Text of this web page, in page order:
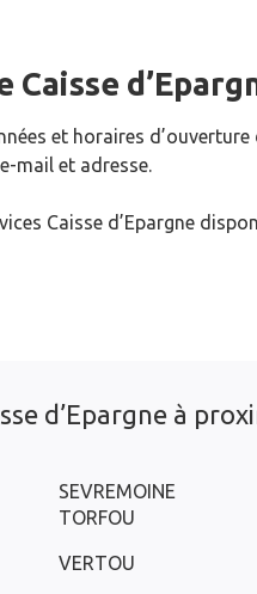
Caisse
et horaires d’ouverture
mail et adresse.
Caisse d’Epargne
d’Epargne à
SEVREMOINE
TORFOU
VERTOU